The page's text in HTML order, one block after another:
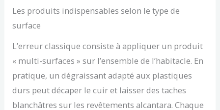
Les produits indispensables selon le type de
surface
L’erreur classique consiste à appliquer un produit
« multi-surfaces » sur l’ensemble de l’habitacle. En
pratique, un dégraissant adapté aux plastiques
durs peut décaper le cuir et laisser des taches
blanchâtres sur les revêtements alcantara. Chaque